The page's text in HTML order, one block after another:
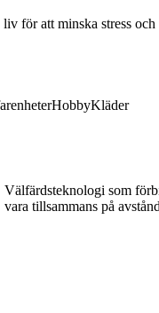
för att minska stress
HobbyKläder
Välfärdsteknologi som
vara tillsammans på avstånd